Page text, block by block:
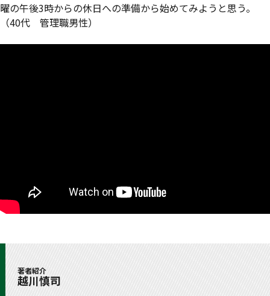
曜の午後3時からの休日への準備から始めてみようと思う。
（40代 管理職男性）
著者紹介
越川慎司